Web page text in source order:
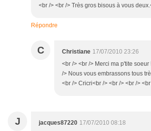
<br /> <br /> Très gros bisous à vous
Répondre
C Christiane 17/07/2010 23:26
<br /> <br /> Merci ma p'tite soeur
/> Nous vous embrassons tous
<br /> Cricri<br /> <br /> <br />
J jacques87220 17/07/2010 08:18